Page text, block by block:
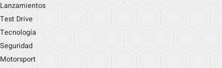
Lanzamientos
Test Drive
Tecnología
Seguridad
Motorsport